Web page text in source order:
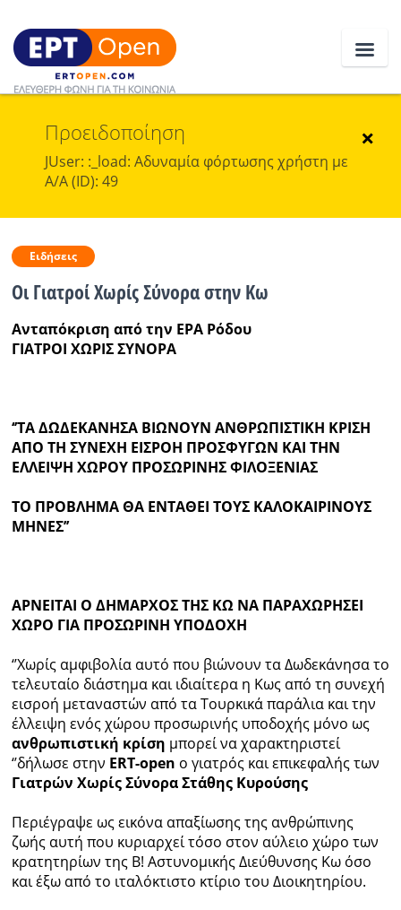
Ειδήσεις
Ελλάδα
Οικονομία
Αθλητικά
Ραδιόφωνο LIVE
Εκπομπές
×
Προειδοποίηση
JUser: :_load: Αδυναμία φόρτωσης χρήστη με
Α/Α (ID): 49
Ειδήσεις
Οι Γιατροί Χωρίς Σύνορα στην Κω
Aνταπόκριση από την ΕΡΑ Ρόδου
ΓΙΑΤΡΟΙ ΧΩΡΙΣ ΣΥΝΟΡΑ
‘’ΤΑ ΔΩΔΕΚΑΝΗΣΑ ΒΙΩΝΟΥΝ ΑΝΘΡΩΠΙΣΤΙΚΗ ΚΡΙΣΗ
ΑΠΟ ΤΗ ΣΥΝΕΧΗ ΕΙΣΡΟΗ ΠΡΟΣΦΥΓΩΝ ΚΑΙ ΤΗΝ
ΕΛΛΕΙΨΗ ΧΩΡΟΥ ΠΡΟΣΩΡΙΝΗΣ ΦΙΛΟΞΕΝΙΑΣ
ΤΟ ΠΡΟΒΛΗΜΑ ΘΑ ΕΝΤΑΘΕΙ ΤΟΥΣ ΚΑΛΟΚΑΙΡΙΝΟΥΣ
ΜΗΝΕΣ’’
ΑΡΝΕΙΤΑΙ Ο ΔΗΜΑΡΧΟΣ ΤΗΣ ΚΩ ΝΑ ΠΑΡΑΧΩΡΗΣΕΙ
ΧΩΡΟ ΓΙΑ ΠΡΟΣΩΡΙΝΗ ΥΠΟΔΟΧΗ
‘’Χωρίς αμφιβολία αυτό που βιώνουν τα Δωδεκάνησα το
τελευταίο διάστημα και ιδιαίτερα η Κως από τη συνεχή
εισροή μεταναστών από τα Τουρκικά παράλια και την
έλλειψη ενός χώρου προσωρινής υποδοχής μόνο ως
ανθρωπιστική κρίση μπορεί να χαρακτηριστεί
‘’δήλωσε στην ERT-open ο γιατρός και επικεφαλής των
Γιατρών Χωρίς Σύνορα Στάθης Κυρούσης
Περιέγραψε ως εικόνα απαξίωσης της ανθρώπινης
ζωής αυτή που κυριαρχεί τόσο στον αύλειο χώρο των
κρατητηρίων της Β! Αστυνομικής Διεύθυνσης Κω όσο
και έξω από το ιταλόκτιστο κτίριο του Διοικητηρίου.